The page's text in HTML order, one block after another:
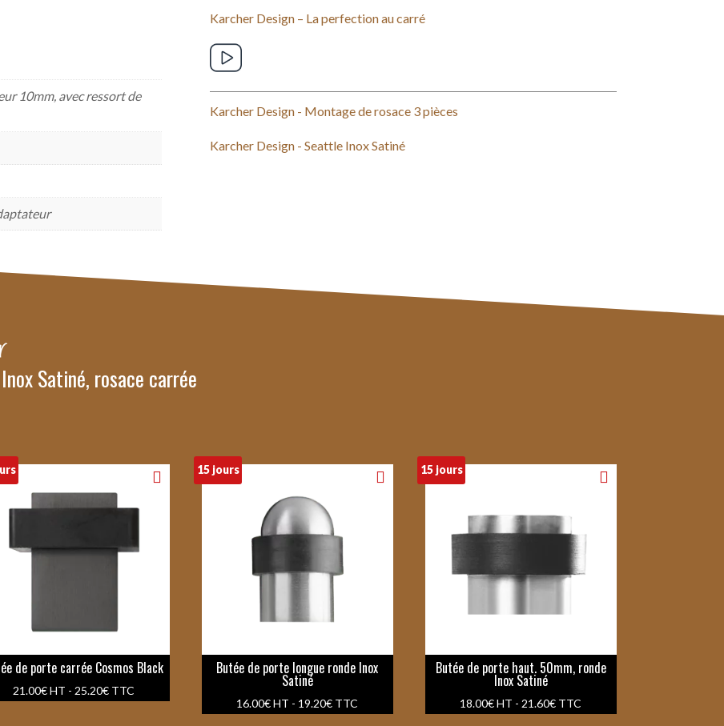
10mm, avec ressort de
Karcher Design – La perfection au carré
Karcher Design - Montage de rosace 3 pièces
Karcher Design - Seattle Inox Satiné
Satiné, rosace carrée
de porte carrée Cosmos Black
21.00€ HT - 25.20€ TTC
15 jours
Butée de porte longue ronde Inox
Satiné
16.00€ HT - 19.20€ TTC
15 jours
Butée de porte haut. 50mm, ronde
Inox Satiné
18.00€ HT - 21.60€ TTC